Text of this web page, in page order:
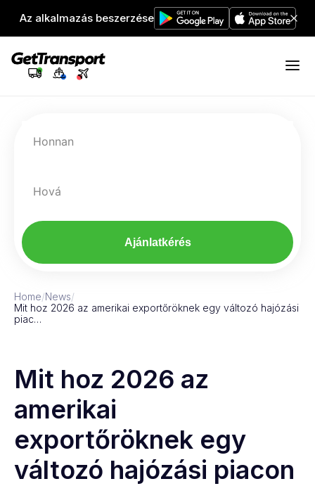
Az alkalmazás beszerzése
Honnan
Hová
Ajánlatkérés
Home/News/
Mit hoz 2026 az amerikai exportőröknek egy változó hajózási
piac…
Mit hoz 2026 az
amerikai
exportőröknek egy
változó hajózási piacon